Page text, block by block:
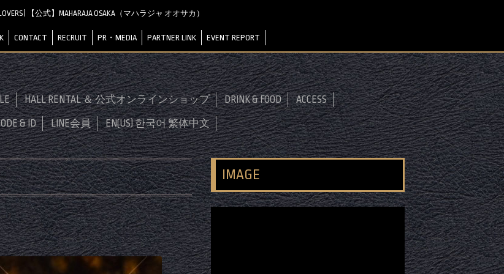
| 【公式】MAHARAJA OSAKA（マハラジャ オオサカ）
CONTACT RECRUIT PR・MEDIA PARTNER LINK EVENT REPORT
HALL RENTAL ＆ 公式オンラインショップ DRINK & FOOD ACCESS
& ID LINE会員 EN(US) 한국어 繁体中文
IMAGE